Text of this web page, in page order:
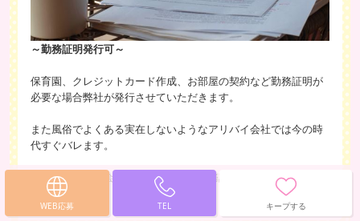
～勤務証明発行可～
保育園、クレジットカード作成、お部屋の契約など勤務証明が
必要な場合弊社が発行させていただきます。
また風俗でよくある実在しないようなアリバイ会社では今の時
代すぐバレます。
弊社は実在する会社なので安心して勤務証明を発行することが
できます。
WEB応募 TEL キープする